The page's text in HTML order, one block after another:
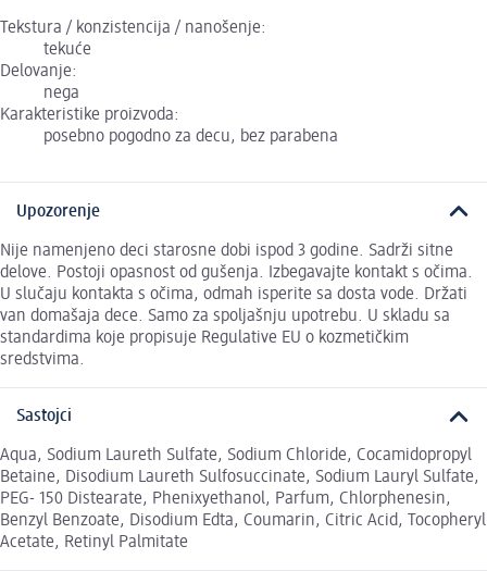
Tekstura / konzistencija / nanošenje:
tekuće
Delovanje:
nega
Karakteristike proizvoda:
posebno pogodno za decu, bez parabena
Upozorenje
Nije namenjeno deci starosne dobi ispod 3 godine. Sadrži sitne
delove. Postoji opasnost od gušenja. Izbegavajte kontakt s očima.
U slučaju kontakta s očima, odmah isperite sa dosta vode. Držati
van domašaja dece. Samo za spoljašnju upotrebu. U skladu sa
standardima koje propisuje Regulative EU o kozmetičkim
sredstvima.
Sastojci
Aqua, Sodium Laureth Sulfate, Sodium Chloride, Cocamidopropyl
Betaine, Disodium Laureth Sulfosuccinate, Sodium Lauryl Sulfate,
PEG- 150 Distearate, Phenixyethanol, Parfum, Chlorphenesin,
Benzyl Benzoate, Disodium Edta, Coumarin, Citric Acid, Tocopheryl
Acetate, Retinyl Palmitate